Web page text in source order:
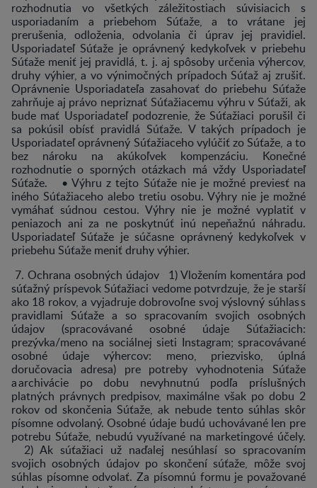
rozhodnutia vo všetkých záležitostiach súvisiacich s
usporiadaním a priebehom Súťaže, a to vrátane jej
prerušenia, odloženia, odvolania či úprav jej pravidiel.
Usporiadateľ Súťaže je oprávnený kedykoľvek v priebehu
Súťaže meniť jej pravidlá, t. j. aj spôsoby určenia výhercov,
druhy výhier, a vo výnimočných prípadoch Súťaž aj zrušiť.
Oprávnenie Usporiadateľa zasahovať do priebehu Súťaže
zahrňuje aj právo nepriznať Súťažiacemu výhru v Súťaži, ak
bude mať Usporiadateľ podozrenie, že Súťažiaci porušil či
sa pokúsil obísť pravidlá Súťaže. V takých prípadoch je
Usporiadateľ oprávnený Súťažiaceho vylúčiť zo Súťaže, a to
bez nároku na akúkoľvek kompenzáciu. Konečné
rozhodnutie o sporných otázkach má vždy Usporiadateľ
Súťaže. • Výhru z tejto Súťaže nie je možné previesť na
iného Súťažiaceho alebo tretiu osobu. Výhry nie je možné
vymáhať súdnou cestou. Výhry nie je možné vyplatiť v
peniazoch ani za ne poskytnúť inú nepeňažnú náhradu.
Usporiadateľ Súťaže je súčasne oprávnený kedykoľvek v
priebehu Súťaže meniť druhy výhier.
7. Ochrana osobných údajov 1) Vložením komentára pod
súťažný príspevok Súťažiaci vedome potvrdzuje, že je starší
ako 18 rokov, a vyjadruje dobrovoľne svoj výslovný súhlas s
pravidlami Súťaže a so spracovaním svojich osobných
údajov (spracovávané osobné údaje Súťažiacich:
prezývka/meno na sociálnej sieti Instagram; spracovávané
osobné údaje výhercov: meno, priezvisko, úplná
doručovacia adresa) pre potreby vyhodnotenia Súťaže
a archivácie po dobu nevyhnutnú podľa príslušných
platných právnych predpisov, maximálne však po dobu 2
rokov od skončenia Súťaže, ak nebude tento súhlas skôr
písomne odvolaný. Osobné údaje budú uchovávané len pre
potrebu Súťaže, nebudú využívané na marketingové účely.
2) Ak súťažiaci už naďalej nesúhlasí so spracovaním
svojich osobných údajov po skončení súťaže, môže svoj
súhlas písomne odvolať. Za písomnú formu je považované